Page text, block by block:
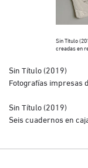
Sin Título
creadas en
Sin Título (2019)
Fotografías impresas
Sin Título (2019)
Seis cuadernos en